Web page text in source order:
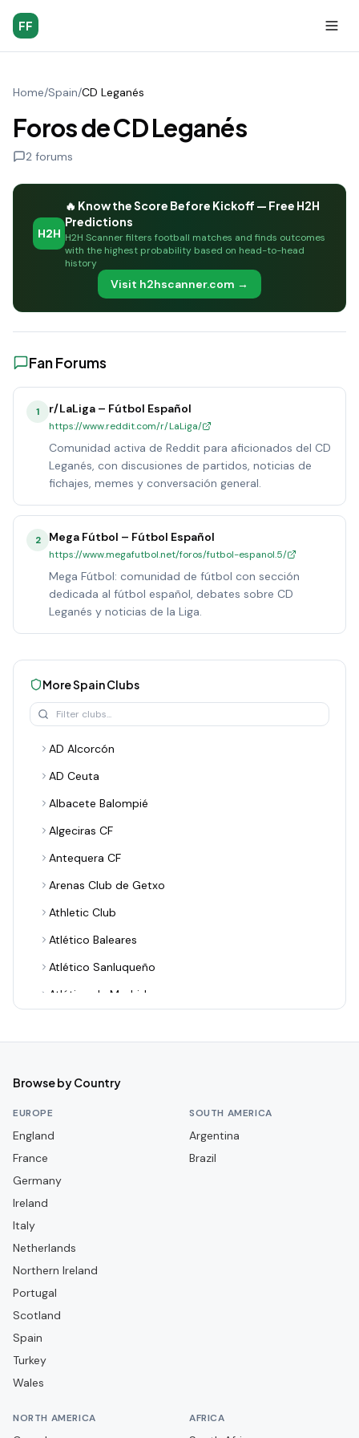
FF
Home/Spain/CD Leganés
Foros de CD Leganés
2 forums
H2H
🔥 Know the Score Before Kickoff — Free H2H
Predictions
H2H Scanner filters football matches and finds outcomes
with the highest probability based on head-to-head
history
Visit h2hscanner.com →
Fan Forums
1 r/LaLiga – Fútbol Español
https://www.reddit.com/r/LaLiga/
Comunidad activa de Reddit para aficionados del CD
Leganés, con discusiones de partidos, noticias de
fichajes, memes y conversación general.
2 Mega Fútbol – Fútbol Español
https://www.megafutbol.net/foros/futbol-espanol.5/
Mega Fútbol: comunidad de fútbol con sección
dedicada al fútbol español, debates sobre CD
Leganés y noticias de la Liga.
MoreSpainClubs
AD Alcorcón
AD Ceuta
Albacete Balompié
Algeciras CF
Antequera CF
Arenas Club de Getxo
Athletic Club
Atlético Baleares
Atlético Sanluqueño
Atlético de Madrid
Bilbao Athletic
CA Osasuna
CD Arenteiro
CD Lugo
CD Mirandés
CD Navalcarnero
Browse by Country
EUROPE
England
France
Germany
Ireland
Italy
Netherlands
Northern Ireland
Portugal
Scotland
Spain
Turkey
Wales
SOUTH AMERICA
Argentina
Brazil
NORTH AMERICA AFRICA